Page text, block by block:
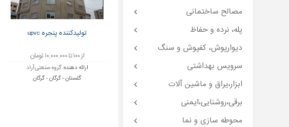
تولیدکننده پنجره upvc
از ۱۰۰ تا ۱۰,۰۰۰,۰۰۰ تومان
ارائه دهنده:گروه صنعتی آراد
گلستان - گرگان - گرگان
مصالح ساختمانی
پله، نرده و حفاظ
دیوارپوش، کفپوش و سنگ
سرویس بهداشتی
ابزار،یراق و ماشین آلات
برقی،روشنایی،ایمنی
محوطه سازی و نما